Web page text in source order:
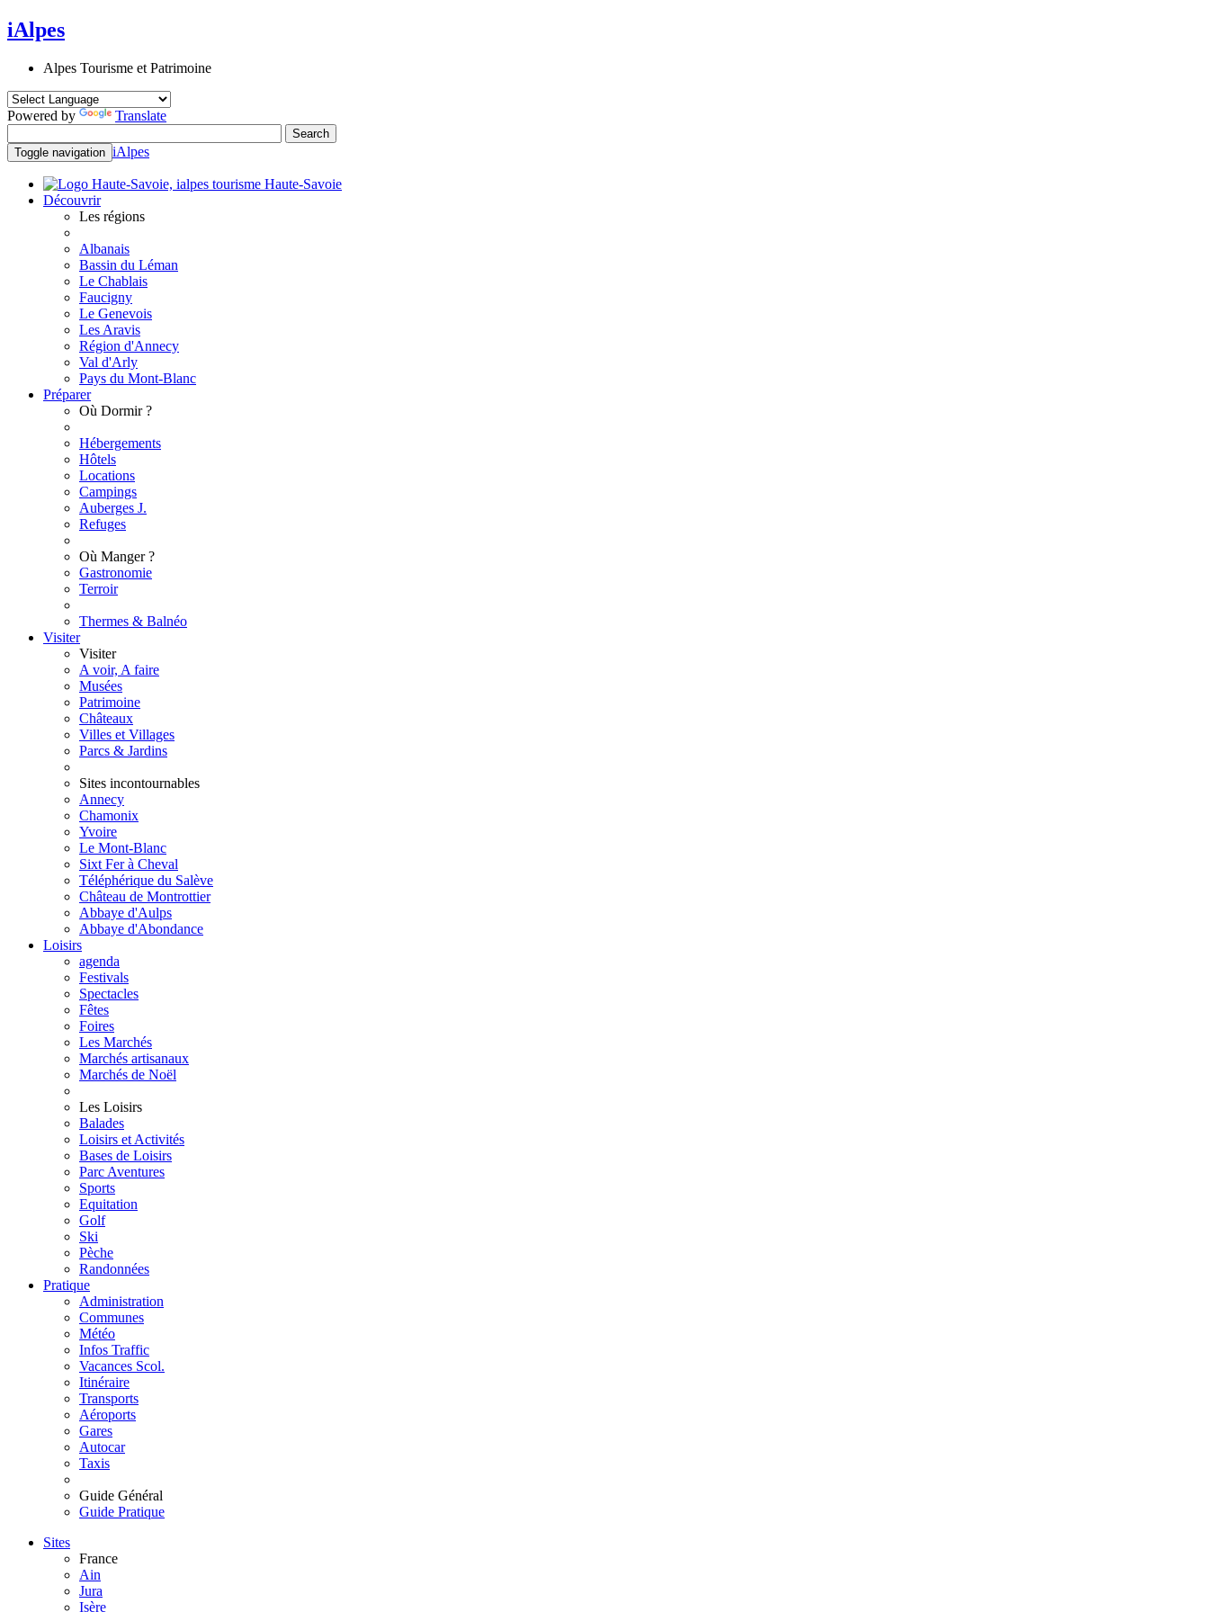
iAlpes
Alpes Tourisme et Patrimoine
Powered by Translate
Toggle navigation iAlpes
Haute-Savoie
Découvrir
Les régions
Albanais
Bassin du Léman
Le Chablais
Faucigny
Le Genevois
Les Aravis
Région d'Annecy
Val d'Arly
Pays du Mont-Blanc
Préparer
Où Dormir ?
Hébergements
Hôtels
Locations
Campings
Auberges J.
Refuges
Où Manger ?
Gastronomie
Terroir
Thermes & Balnéo
Visiter
Visiter
A voir, A faire
Musées
Patrimoine
Châteaux
Villes et Villages
Parcs & Jardins
Sites incontournables
Annecy
Chamonix
Yvoire
Le Mont-Blanc
Sixt Fer à Cheval
Téléphérique du Salève
Château de Montrottier
Abbaye d'Aulps
Abbaye d'Abondance
Loisirs
agenda
Festivals
Spectacles
Fêtes
Foires
Les Marchés
Marchés artisanaux
Marchés de Noël
Les Loisirs
Balades
Loisirs et Activités
Bases de Loisirs
Parc Aventures
Sports
Equitation
Golf
Ski
Pèche
Randonnées
Pratique
Administration
Communes
Météo
Infos Traffic
Vacances Scol.
Itinéraire
Transports
Aéroports
Gares
Autocar
Taxis
Guide Général
Guide Pratique
Sites
France
Ain
Jura
Isère